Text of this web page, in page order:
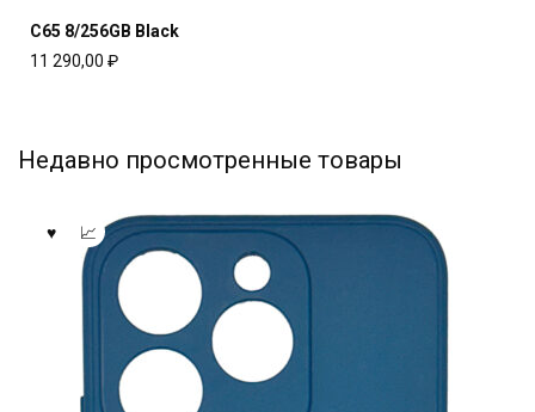
C65 8/256GB Black
11 290,00 ₽
Недавно просмотренные товары